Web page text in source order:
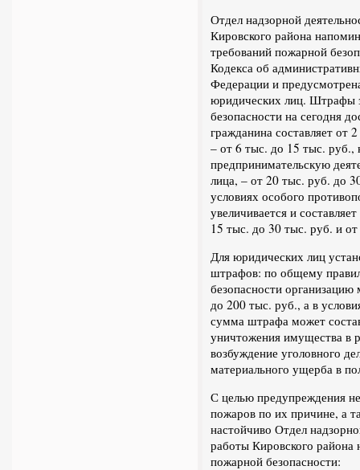
Отдел надзорной
Кировского района
требований пожарной
Кодекса об
Федерации и
юридических лиц. Штрафы
безопасности на сегодня
гражданина составляет от
– от 6 тыс. до 15 тыс.
предпринимательскую
лица, – от 20 тыс. руб. до
условиях особого
увеличивается и
15 тыс. до 30 тыс. руб. и
Для юридических лиц
штрафов: по общему
безопасности
до 200 тыс. руб., а в
сумма штрафа может
уничтожения имущества в
возбуждение уголовного
материального ущерба в
С целью предупреждения
пожаров по их причине, а
настойчиво Отдел
работы Кировского района
пожарной безопасности: